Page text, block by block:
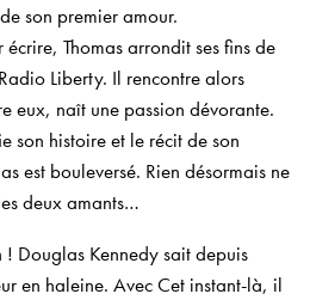
son premier amour.
Thomas arrondit ses fins de
Liberty. Il rencontre alors
eux, naît une passion dévorante.
son histoire et le récit de son
est bouleversé. Rien désormais ne
deux amants…
Douglas Kennedy sait depuis
en haleine. AvecCet instant-là, il